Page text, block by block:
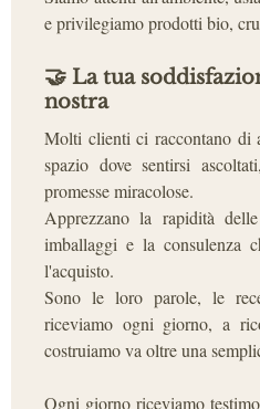
e privilegiamo prodotti bio,
🤝 La tua
nostra
Molti clienti ci raccontano di
spazio dove sentirsi
promesse miracolose.
Apprezzano la rapidità
imballaggi e la consulenza
l'acquisto.
Sono le loro parole, le
riceviamo ogni giorno, a
costruiamo va oltre una
Ogni giorno riceviamo